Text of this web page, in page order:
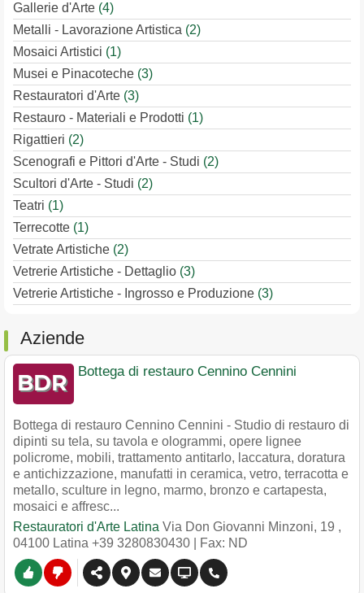
Gallerie d'Arte (4)
Metalli - Lavorazione Artistica (2)
Mosaici Artistici (1)
Musei e Pinacoteche (3)
Restauratori d'Arte (3)
Restauro - Materiali e Prodotti (1)
Rigattieri (2)
Scenografi e Pittori d'Arte - Studi (2)
Scultori d'Arte - Studi (2)
Teatri (1)
Terrecotte (1)
Vetrate Artistiche (2)
Vetrerie Artistiche - Dettaglio (3)
Vetrerie Artistiche - Ingrosso e Produzione (3)
Aziende
Bottega di restauro Cennino Cennini
Bottega di restauro Cennino Cennini - Studio di restauro di
dipinti su tela, su tavola e ologrammi, opere lignee
policrome, mobili, trattamento antitarlo, laccatura, doratura
e antichizzazione, manufatti in ceramica, vetro, terracotta e
metallo, sculture in legno, marmo, bronzo e cartapesta,
mosaici e affresc...
Restauratori d'Arte Latina Via Don Giovanni Minzoni, 19 ,
04100 Latina +39 3280830430 | Fax: ND